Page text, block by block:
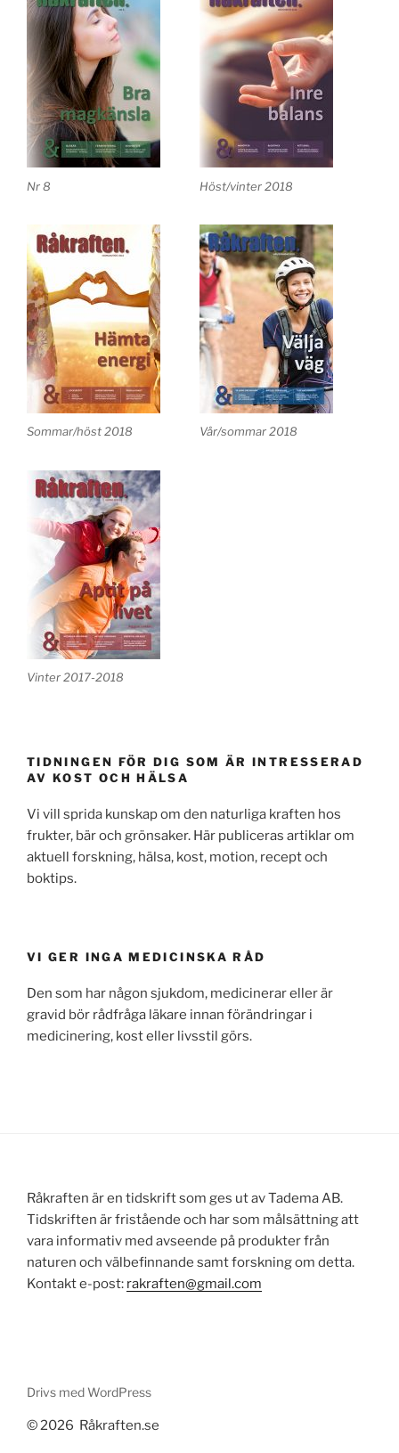
Nr 8 Höst/vinter 2018
Sommar/höst 2018 Vår/sommar 2018
Vinter 2017-2018
TIDNINGEN FÖR DIG SOM ÄR INTRESSERAD
AV KOST OCH HÄLSA
Vi vill sprida kunskap om den naturliga kraften hos
frukter, bär och grönsaker. Här publiceras artiklar om
aktuell forskning, hälsa, kost, motion, recept och
boktips.
VI GER INGA MEDICINSKA RÅD
Den som har någon sjukdom, medicinerar eller är
gravid bör rådfråga läkare innan förändringar i
medicinering, kost eller livsstil görs.
Råkraften är en tidskrift som ges ut av Tadema AB.
Tidskriften är fristående och har som målsättning att
vara informativ med avseende på produkter från
naturen och välbefinnande samt forskning om detta.
Kontakt e-post: rakraften@gmail.com
Drivs med WordPress
© 2026 Råkraften.se